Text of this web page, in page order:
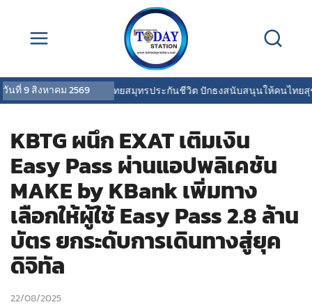
วันที่9 สิงหาคม 2569
OCEAN LIFE ไทยสมุทรประกันชีวิต ปักธงสนับสนุนให้คนไทยสุขภ
KBTG ผนึก EXAT เติมเงิน
Easy Pass ผ่านแอปพลิเคชัน
MAKE by KBank เพิ่มทาง
เลือกให้ผู้ใช้ Easy Pass 2.8 ล้าน
บัตร ยกระดับการเดินทางสู่ยุค
ดิจิทัล
22/08/2025